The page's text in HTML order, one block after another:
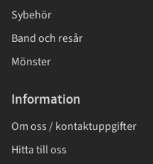
Sybehör
Band och resår
Mönster
Information
Om oss / kontaktuppgifter
Hitta till oss